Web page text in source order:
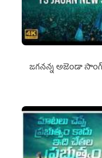
జగనన్న అజెండా